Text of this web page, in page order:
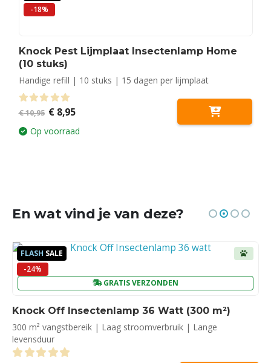
-18%
Knock Pest Lijmplaat Insectenlamp Home
(10 stuks)
Handige refill | 10 stuks | 15 dagen per lijmplaat
0 out of 5
€10,95 Oorspronkelijke
prijs
was:
€ 10,95.
€ 8,95Huidige
is:
€ 8,95.
Op voorraad
En wat vind je van deze?
FLASH SALE
-24%
GRATIS VERZONDEN
Knock Off Insectenlamp 36 Watt (300 m²)
300 m² vangstbereik | Laag stroomverbruik | Lange
levensduur